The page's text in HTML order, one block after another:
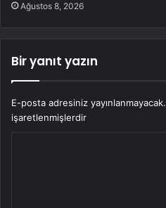
Ağustos 8, 2026
Bir yanıt yazın
E-posta adresiniz yayınlanmayacak.
işaretlenmişlerdir